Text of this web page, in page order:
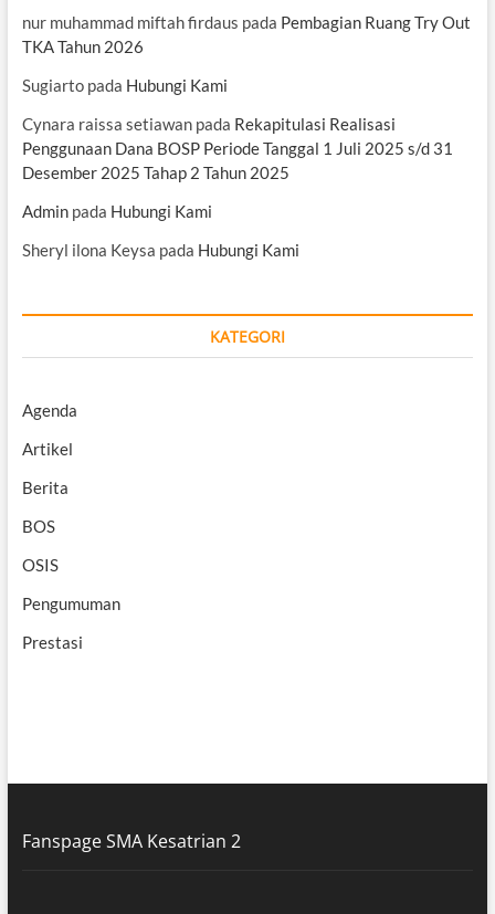
nur muhammad miftah firdaus pada Pembagian Ruang Try Out
TKA Tahun 2026
Sugiartopada Hubungi Kami
Cynara raissa setiawanpada Rekapitulasi Realisasi
Penggunaan Dana BOSP Periode Tanggal 1 Juli 2025 s/d 31
Desember 2025 Tahap 2 Tahun 2025
Adminpada Hubungi Kami
Sheryl ilona Keysa pada Hubungi Kami
KATEGORI
Agenda
Artikel
Berita
BOS
OSIS
Pengumuman
Prestasi
Fanspage SMA Kesatrian 2